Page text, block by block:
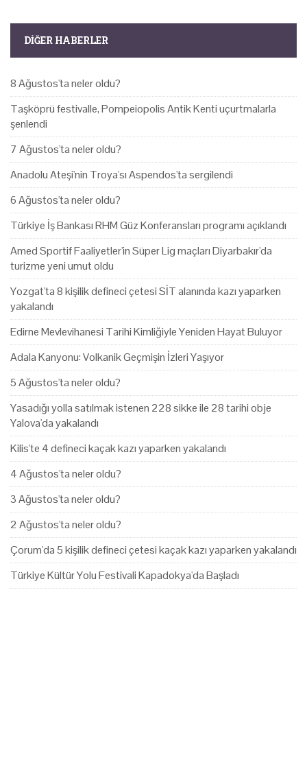
DIĞER HABERLER
8 Ağustos'ta neler oldu?
Taşköprü festivalle, Pompeiopolis Antik Kenti uçurtmalarla
şenlendi
7 Ağustos'ta neler oldu?
Anadolu Ateşi'nin Troya'sı Aspendos'ta sergilendi
6 Ağustos'ta neler oldu?
Türkiye İş Bankası RHM Güz Konferansları programı açıklandı
Amed Sportif Faaliyetler'in Süper Lig maçları Diyarbakır'da
turizme yeni umut oldu
Yozgat'ta 8 kişilik defineci çetesi SİT alanında kazı yaparken
yakalandı
Edirne Mevlevihanesi Tarihi Kimliğiyle Yeniden Hayat Buluyor
Adala Kanyonu: Volkanik Geçmişin İzleri Yaşıyor
5 Ağustos'ta neler oldu?
Yasadığı yolla satılmak istenen 228 sikke ile 28 tarihi obje
Yalova'da yakalandı
Kilis'te 4 defineci kaçak kazı yaparken yakalandı
4 Ağustos'ta neler oldu?
3 Ağustos'ta neler oldu?
2 Ağustos'ta neler oldu?
Çorum'da 5 kişilik defineci çetesi kaçak kazı yaparken yakalandı
Türkiye Kültür Yolu Festivali Kapadokya'da Başladı